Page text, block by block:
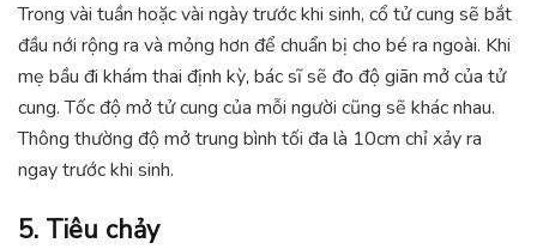
Trong vài tuần hoặc vài ngày trước khi sinh, cổ tử cung sẽ bắt
đầu nới rộng ra và mỏng hơn để chuẩn bị cho bé ra ngoài. Khi
mẹ bầu đi khám thai định kỳ, bác sĩ sẽ đo độ giãn mở của tử
cung. Tốc độ mở tử cung của mỗi người cũng sẽ khác nhau.
Thông thường độ mở trung bình tối đa là 10cm chỉ xảy ra
ngay trước khi sinh.
5. Tiêu chảy